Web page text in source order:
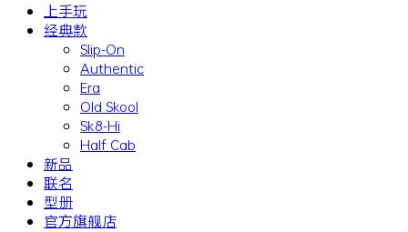
上手玩
经典款
Slip-On
Authentic
Era
Old Skool
Sk8-Hi
Half Cab
新品
联名
型册
官方旗舰店